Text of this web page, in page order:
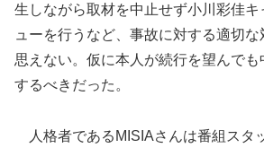
生しながら取材を中止せず小川彩佳
ューを行うなど、事故に対する適切
思えない。仮に本人が続行を望んで
するべきだった。
人格者であるMISIAさんは番組スタ